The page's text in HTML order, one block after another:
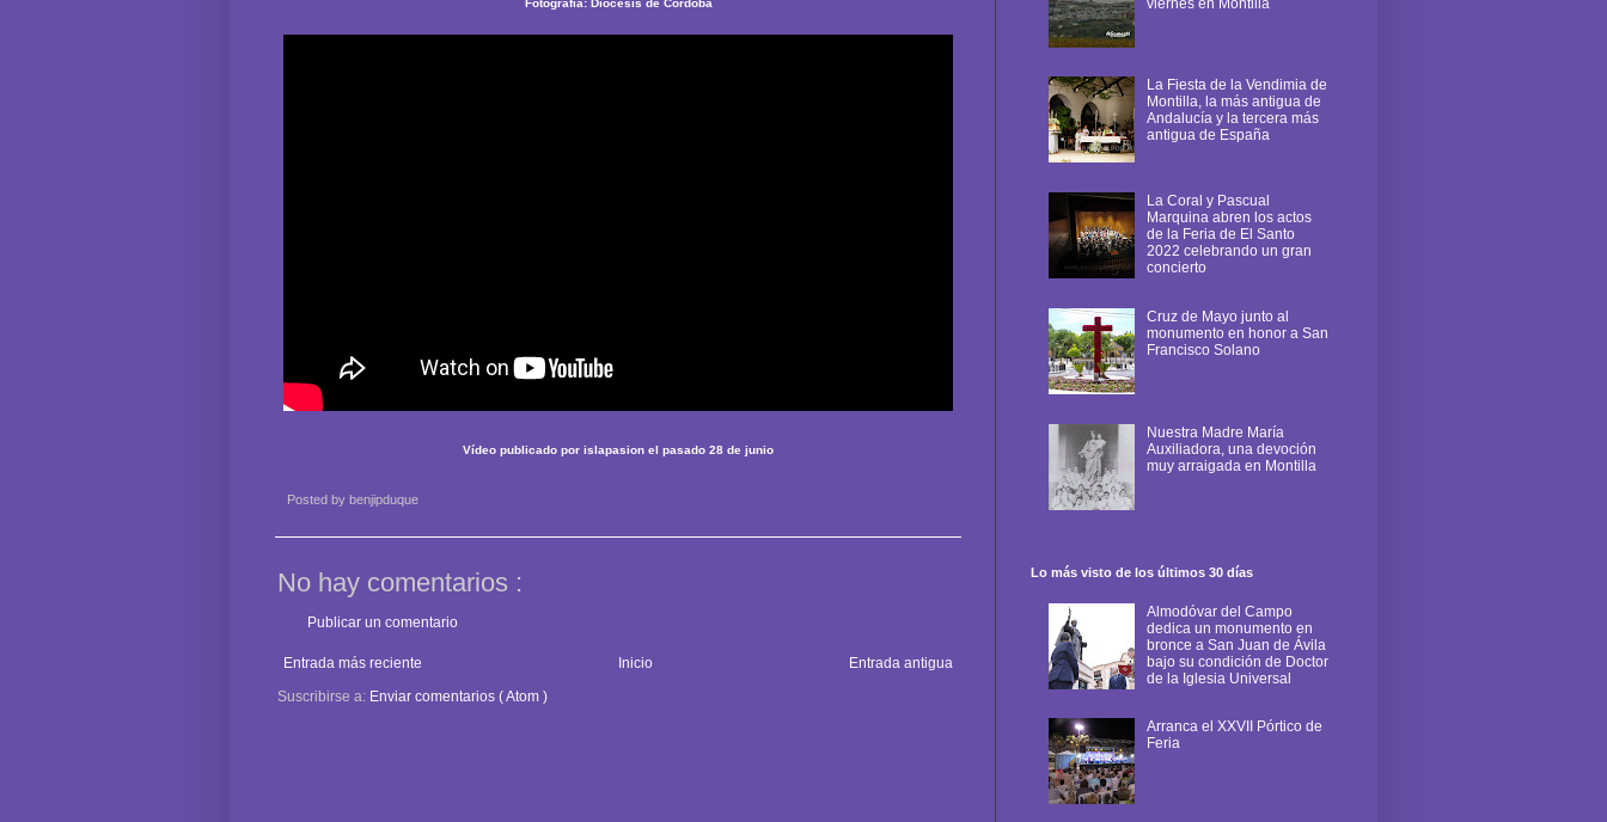
Fotografía: Diócesis de Córdoba
Vídeo publicado por islapasion el pasado 28 de junio
Posted by benjipduque
No hay comentarios :
Publicar un comentario
Entrada más reciente Entrada antigua
Inicio
Suscribirse a: Enviar comentarios ( Atom )
La Fiesta de la Vendimia de
Montilla, la más antigua de
Andalucía y la tercera más
antigua de España
La Coral y Pascual
Marquina abren los actos
de la Feria de El Santo
2022 celebrando un gran
concierto
Cruz de Mayo junto al
monumento en honor a San
Francisco Solano
Nuestra Madre María
Auxiliadora, una devoción
muy arraigada en Montilla
Lo más visto de los últimos 30 días
Almodóvar del Campo
dedica un monumento en
bronce a San Juan de Ávila
bajo su condición de Doctor
de la Iglesia Universal
Arranca el XXVII Pórtico de
Feria